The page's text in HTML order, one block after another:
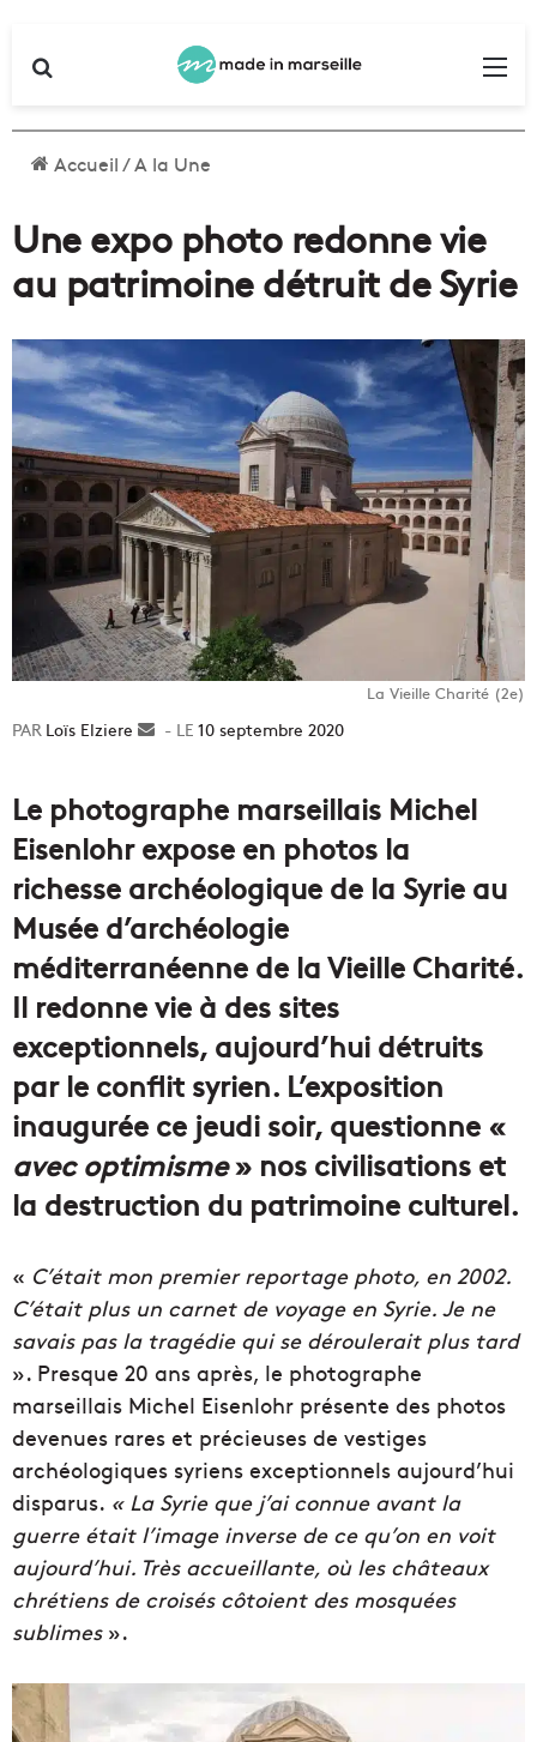
Accueil/A la Une
Une expo photo redonne vie
au patrimoine détruit de Syrie
La Vieille Charité (2e)
Loïs Elziere
Envoyer10 septembre 2020
Le photographe marseillais Michel
Eisenlohr expose en photos la
richesse archéologique de la Syrie au
Musée d’archéologie
méditerranéenne de la Vieille Charité.
Il redonne vie à des sites
exceptionnels, aujourd’hui détruits
par le conflit syrien. L’exposition
inaugurée ce jeudi soir, questionne «
avec optimisme» nos civilisations et
la destruction du patrimoine culturel.
« C’était mon premier reportage photo, en 2002.
C’était plus un carnet de voyage en Syrie. Je ne
savais pas la tragédie qui se déroulerait plus tard
». Presque 20 ans après, le photographe
marseillais Michel Eisenlohr présente des photos
devenues rares et précieuses de vestiges
archéologiques syriens exceptionnels aujourd’hui
disparus. « La Syrie que j’ai connue avant la
guerre était l’image inverse de ce qu’on en voit
aujourd’hui. Très accueillante, où les châteaux
chrétiens de croisés côtoient des mosquées
sublimes».